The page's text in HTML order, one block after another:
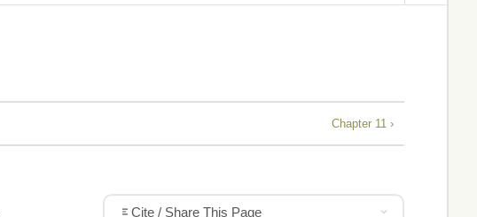
Chapter 11 ›
Cite / Share This Page